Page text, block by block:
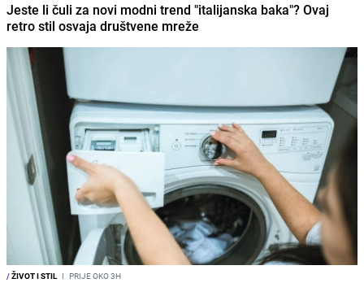
Jeste li čuli za novi modni trend "italijanska baka"? Ovaj
retro stil osvaja društvene mreže
/ŽIVOT I STIL I PRIJE OKO 3H